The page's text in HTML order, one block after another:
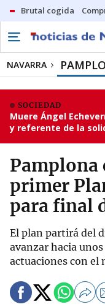
Brutal cogida
NAVARRA
SOCIEDAD
Muere Ángel
y referente de la
Pamplona
primer
para final
El plan partirá del
avanzar hacia
actuaciones con el